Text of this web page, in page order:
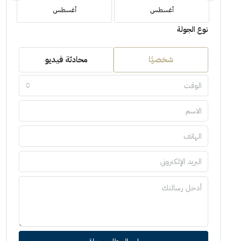
أغسطس أغسطس
نوع الجولة
شخصيًا محادثة فيديو
الوقت